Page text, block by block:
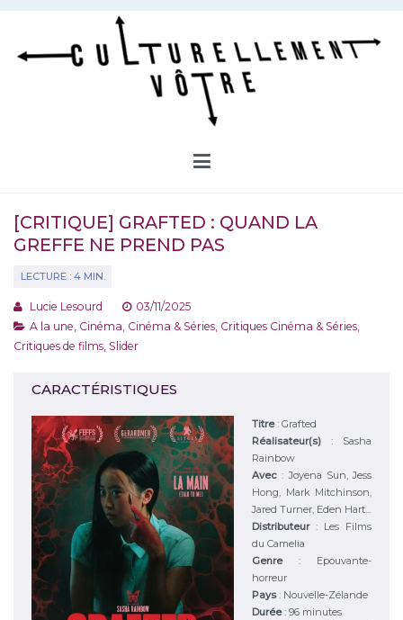
Aller
contenu
[CRITIQUE] GRAFTED : QUAND LA
GREFFE NE PREND PAS
Lucie Lesourd
03/11/2025
A la une Cinéma Cinéma & Séries Critiques Cinéma & Séries
Critiques de films Slider
CARACTÉRISTIQUES
Titre:Grafted
Réalisateur(s): Sasha
Rainbow
Avec:Joyena Sun, Jess
Hong, Mark Mitchinson,
Jared Turner, Eden Hart...
Distributeur: Les Films
du Camelia
Genre: Epouvante-
horreur
Pays: Nouvelle-Zélande
Durée:96 minutes